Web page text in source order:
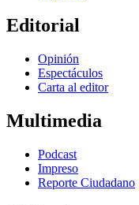
Editorial
Opinión
Espectáculos
Carta al editor
Multimedia
Podcast
Impreso
Reporte Ciudadano